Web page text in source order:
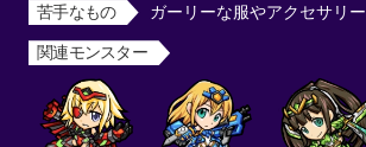
苦手なもの ガーリーな服やアクセサリー
関連モンスター